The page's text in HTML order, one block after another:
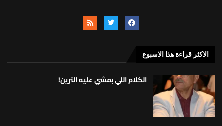
الاكثر قراءة هذا الاسبوع
الكلام اللي بمشي عليه الترين!